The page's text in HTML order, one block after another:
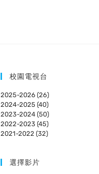
校園電視台
2025-2026 (26)
2024-2025 (40)
2023-2024 (50)
2022-2023 (45)
2021-2022 (32)
選擇影片